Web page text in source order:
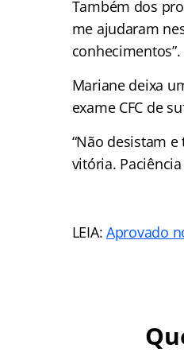
Também dos
me ajudaram
conhecimentos”.
Mariane deixa
exame CFC de
“Não desistam
vitória.
LEIA: Aprovado